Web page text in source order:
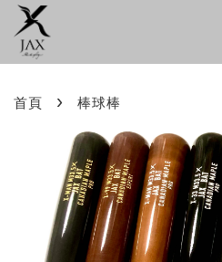
首頁 › 棒球棒